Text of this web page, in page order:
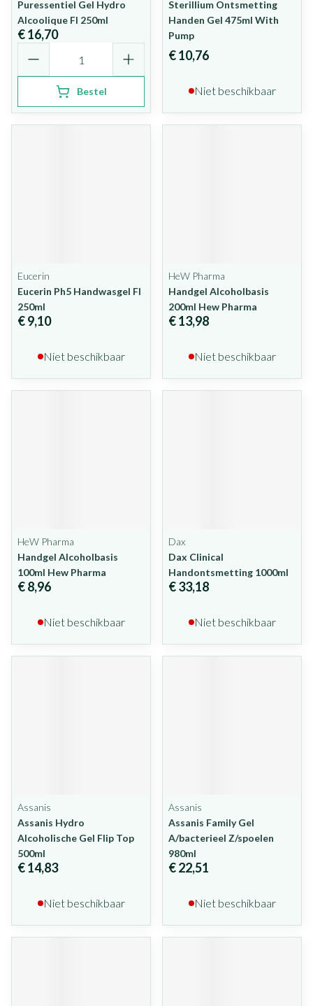
Puressentiel Gel Hydro
Alcoolique Fl 250ml
€ 16,70
Bestel
Sterillium Ontsmetting
Handen Gel 475ml With
Pump
€ 10,76
Niet beschikbaar
Eucerin
Eucerin Ph5 Handwasgel Fl
250ml
€ 9,10
Niet beschikbaar
HeW Pharma
Handgel Alcoholbasis
200ml Hew Pharma
€ 13,98
Niet beschikbaar
HeW Pharma
Handgel Alcoholbasis
100ml Hew Pharma
€ 8,96
Niet beschikbaar
Dax
Dax Clinical
Handontsmetting 1000ml
€ 33,18
Niet beschikbaar
Assanis
Assanis Hydro
Alcoholische Gel Flip Top
500ml
€ 14,83
Niet beschikbaar
Assanis
Assanis Family Gel
A/bacterieel Z/spoelen
980ml
€ 22,51
Niet beschikbaar